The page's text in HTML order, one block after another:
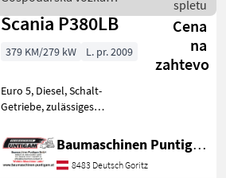
Scania
spletu
Scania P380LB
Cena
na
zahtevo
379 KM/279 kW L. pr. 2009
Euro 5, Diesel, Schalt-
Getriebe, zulässiges
länge Ladefläche 8 m,
Nutzlast 21085kg, mit
Straßenzulassung, Maße
Baumaschinen Puntigam GmbH
8483 Deutsch Goritz